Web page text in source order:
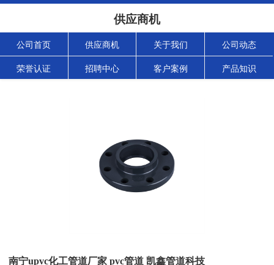
供应商机
公司首页 供应商机 关于我们 公司动态
荣誉认证 招聘中心 客户案例 产品知识
南宁upvc化工管道厂家 pvc管道 凯鑫管道科技